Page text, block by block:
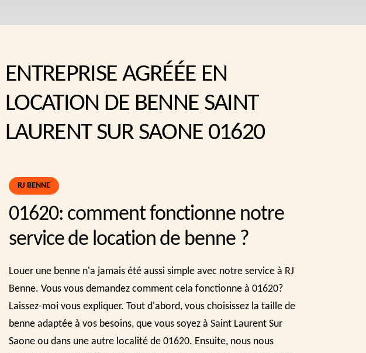
ENTREPRISE AGRÉÉE EN
LOCATION DE BENNE SAINT
LAURENT SUR SAONE 01620
RJ BENNE
01620: comment fonctionne notre
service de location de benne ?
Louer une benne n'a jamais été aussi simple avec notre service à RJ
Benne. Vous vous demandez comment cela fonctionne à 01620?
Laissez-moi vous expliquer. Tout d'abord, vous choisissez la taille de
benne adaptée à vos besoins, que vous soyez à Saint Laurent Sur
Saone ou dans une autre localité de 01620. Ensuite, nous nous